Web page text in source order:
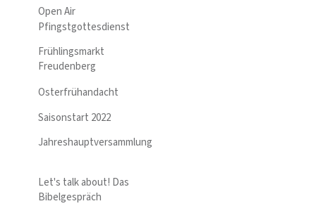
Open Air
Pfingstgottesdienst
Frühlingsmarkt
Freudenberg
Osterfrühandacht
Saisonstart 2022
Jahreshauptversammlung
Let's talk about! Das
Bibelgespräch